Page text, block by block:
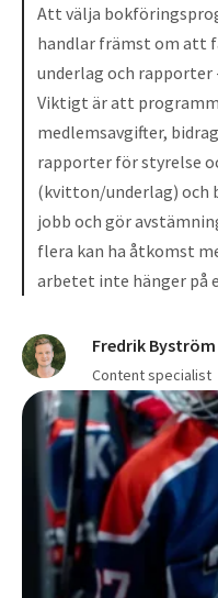
Att välja
handlar främst om att
underlag och rapporter
Viktigt är att
medlemsavgifter,
rapporter för styrelse
(kvitton/underlag) och
jobb och gör
flera kan ha åtkomst
arbetet inte hänger på
Fredrik Byström
Content specialist